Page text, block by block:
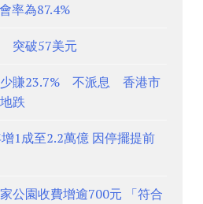
率為87.4%
突破57美元
少賺23.7% 不派息 香港市
跌
1成至2.2萬億 因停擺提前
公園收費增逾700元 「符合